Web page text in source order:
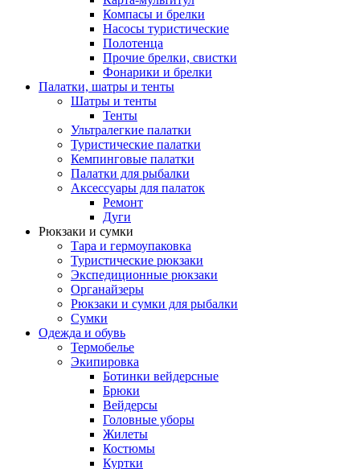
Компасы и брелки
Насосы туристические
Полотенца
Прочие брелки, свистки
Фонарики и брелки
Палатки, шатры и тенты
Шатры и тенты
Тенты
Ультралегкие палатки
Туристические палатки
Кемпинговые палатки
Палатки для рыбалки
Аксессуары для палаток
Ремонт
Дуги
Рюкзаки и сумки
Тара и гермоупаковка
Туристические рюкзаки
Экспедиционные рюкзаки
Органайзеры
Рюкзаки и сумки для рыбалки
Сумки
Одежда и обувь
Термобелье
Экипировка
Ботинки вейдерсные
Брюки
Вейдерсы
Головные уборы
Жилеты
Костюмы
Куртки